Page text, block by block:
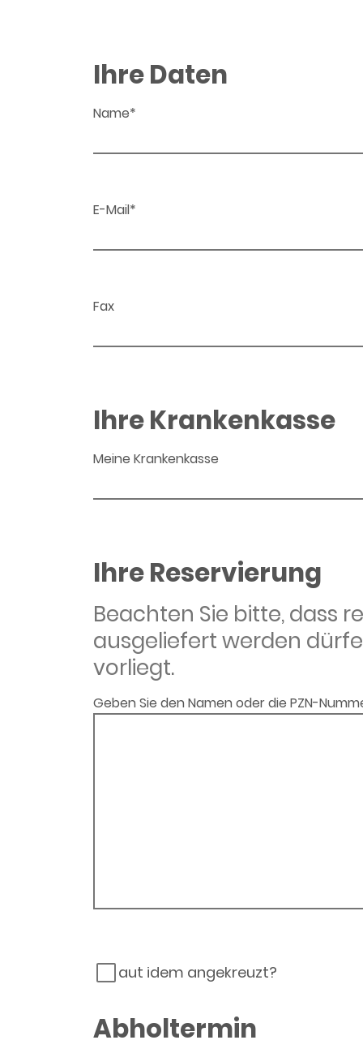
Ihre Daten
Name*
E-Mail*
Fax
Ihre Krankenkasse
Meine Krankenkasse
Ihre Reservierung
Beachten Sie bitte, dass
ausgeliefert werden
vorliegt.
Geben Sie den Namen oder die PZN-
aut idem angekreuzt?
Abholtermin